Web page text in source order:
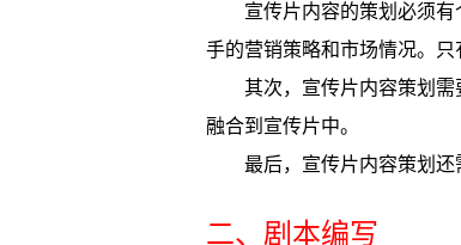
宣传片内容的策划必须
手的营销策略和市场情况。只
其次，宣传片内容策划
融合到宣传片中。
最后，宣传片内容策划还
二、剧本编写